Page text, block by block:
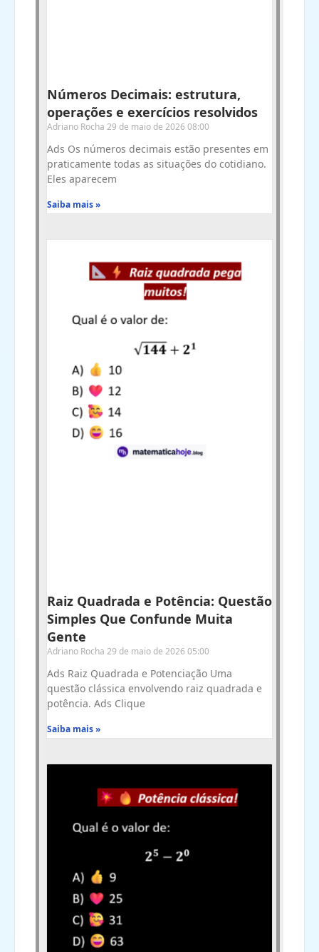
Números Decimais: estrutura,
operações e exercícios resolvidos
Adriano Rocha 29 de maio de 2026 08:00
Ads Os números decimais estão presentes em
praticamente todas as situações do cotidiano.
Eles aparecem
Saiba mais »
Raiz Quadrada e Potência: Questão
Simples Que Confunde Muita
Gente
Adriano Rocha 29 de maio de 2026 05:00
Ads Raiz Quadrada e Potenciação Uma
questão clássica envolvendo raiz quadrada e
potência. Ads Clique
Saiba mais »